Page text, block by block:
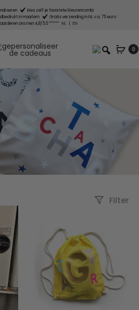
Kies zelf je favoriete kleurencombi
in Haarlem
Gratis verzending in NL v.a. 75 euro
ons met 4,8/5.0 ***** NL EN
0
Filter